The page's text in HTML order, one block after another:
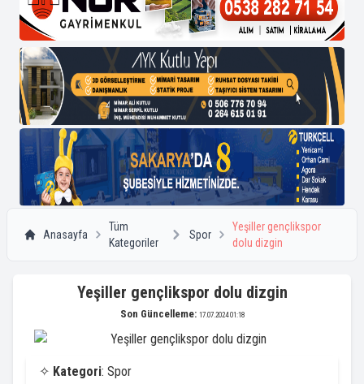
Anasayfa
Tüm
Kategoriler
Spor
Yeşiller gençlikspor
dolu dizgin
Yeşiller gençlikspor dolu dizgin
Son Güncelleme: 17.07.2024 01:18
✧ Kategori: Spor